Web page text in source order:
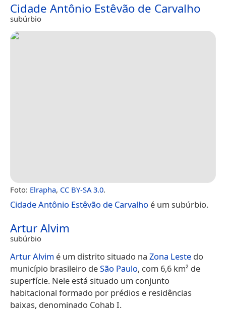
Cidade Antônio Estêvão de Carvalho
subúrbio
Foto: Elrapha, CC BY-SA 3.0.
Cidade Antônio Estêvão de Carvalho é um subúrbio.
Artur Alvim
subúrbio
Artur Alvim é um distrito situado na Zona Leste do
município brasileiro deSão Paulo, com 6,6 km² de
superfície. Nele está situado um conjunto
habitacional formado por prédios e residências
baixas, denominado Cohab I.